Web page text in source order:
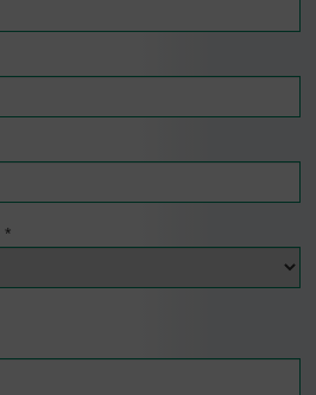
*